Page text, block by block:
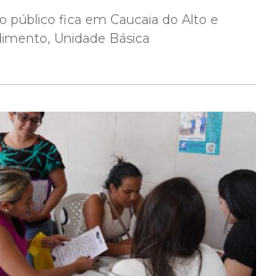
público fica em Caucaia do Alto e
Unidade Básica